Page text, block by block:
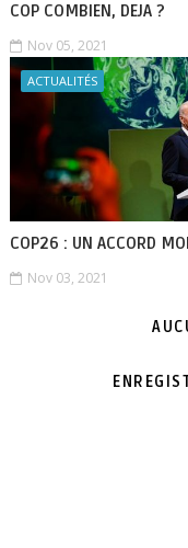
COP COMBIEN, DEJA ?
Nov 05, 2021
ACTUALITÉS
COP26 : UN ACCORD
Nov 03, 2021